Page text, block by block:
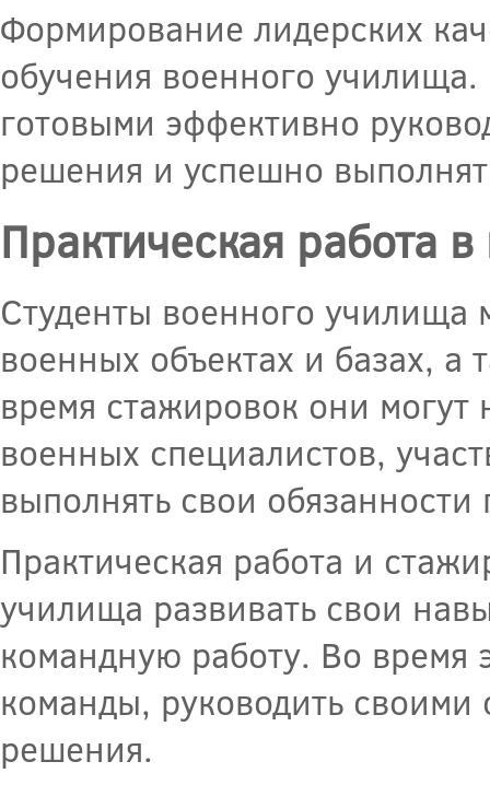
Формирование лидерских
обучения военного училища.
готовыми эффективно
решения и успешно
Практическая работа
Студенты военного училища
военных объектах и базах, а
время стажировок они
военных специалистов,
выполнять свои
Практическая работа и
училища развивать свои
командную работу. Во время
команды, руководить
решения.